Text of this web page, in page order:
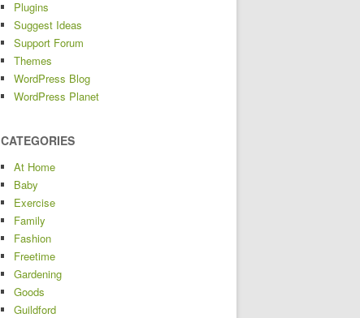
Plugins
Suggest Ideas
Support Forum
Themes
WordPress Blog
WordPress Planet
CATEGORIES
At Home
Baby
Exercise
Family
Fashion
Freetime
Gardening
Goods
Guildford